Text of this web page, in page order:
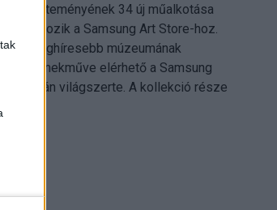
gyűjteményének 34 új műalkotása
a Samsung Art Store-hoz.
leghíresebb múzeumának
51 remekműve elérhető a Samsung
világszerte. A kollekció része